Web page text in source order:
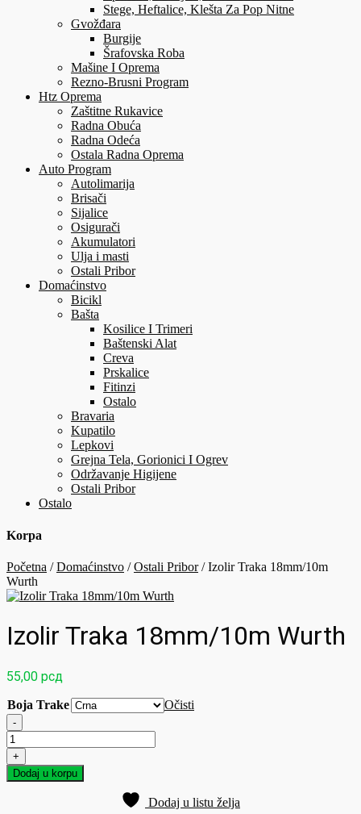
Stege, Heftalice, Klešta Za Pop Nitne
Gvožđara
Burgije
Šrafovska Roba
Mašine I Oprema
Rezno-Brusni Program
Htz Oprema
Zaštitne Rukavice
Radna Obuća
Radna Odeća
Ostala Radna Oprema
Auto Program
Autolimarija
Brisači
Sijalice
Osigurači
Akumulatori
Ulja i masti
Ostali Pribor
Domaćinstvo
Bicikl
Bašta
Kosilice I Trimeri
Baštenski Alat
Creva
Prskalice
Fitinzi
Ostalo
Bravaria
Kupatilo
Lepkovi
Grejna Tela, Gorionici I Ogrev
Održavanje Higijene
Ostali Pribor
Ostalo
Korpa
Početna /Domaćinstvo /Ostali Pribor/ Izolir Traka 18mm/10m
Wurth
Izolir Traka 18mm/10m Wurth
55,00 рсд
Boja Trake Očisti
-
Izolir
Traka
18mm/10m
Wurth
+
Dodaj u korpu
Dodaj u listu želja